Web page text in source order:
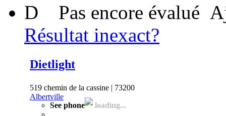
D Pas encore évalué
Résultat inexact?
Dietlight
519 chemin de la cassine | 73200
Albertville
See phone
loading...